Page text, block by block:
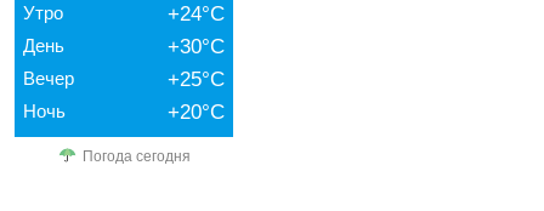
Утро +24°C
День +30°C
Вечер +25°C
Ночь +20°C
Погода сегодня